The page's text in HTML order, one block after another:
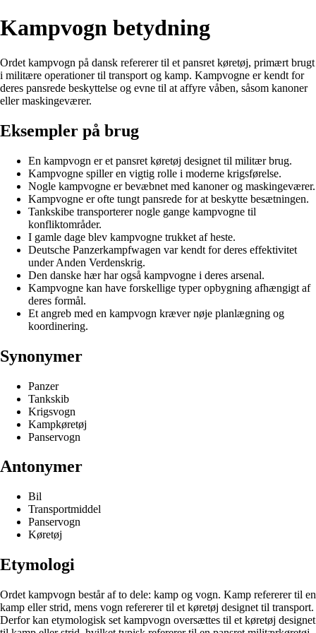
Kampvogn betydning
Ordet kampvogn på dansk refererer til et pansret køretøj, primært brugt
i militære operationer til transport og kamp. Kampvogne er kendt for
deres pansrede beskyttelse og evne til at affyre våben, såsom kanoner
eller maskingeværer.
Eksempler på brug
En kampvogn er et pansret køretøj designet til militær brug.
Kampvogne spiller en vigtig rolle i moderne krigsførelse.
Nogle kampvogne er bevæbnet med kanoner og maskingeværer.
Kampvogne er ofte tungt pansrede for at beskytte besætningen.
Tankskibe transporterer nogle gange kampvogne til
konfliktområder.
I gamle dage blev kampvogne trukket af heste.
Deutsche Panzerkampfwagen var kendt for deres effektivitet
under Anden Verdenskrig.
Den danske hær har også kampvogne i deres arsenal.
Kampvogne kan have forskellige typer opbygning afhængigt af
deres formål.
Et angreb med en kampvogn kræver nøje planlægning og
koordinering.
Synonymer
Panzer
Tankskib
Krigsvogn
Kampkøretøj
Panservogn
Antonymer
Bil
Transportmiddel
Panservogn
Køretøj
Etymologi
Ordet kampvogn består af to dele: kamp og vogn. Kamp refererer til en
kamp eller strid, mens vogn refererer til et køretøj designet til transport.
Derfor kan etymologisk set kampvogn oversættes til et køretøj designet